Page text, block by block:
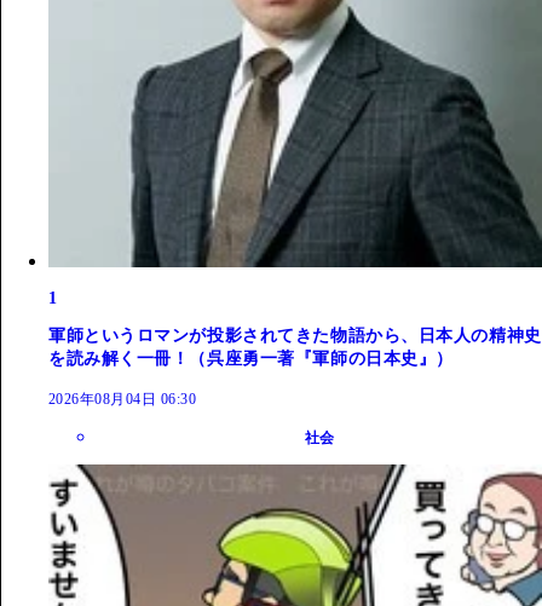
1
軍師というロマンが投影されてきた物語から、日本人の精神史
を読み解く一冊！（呉座勇一著『軍師の日本史』）
2026年08月04日 06:30
社会